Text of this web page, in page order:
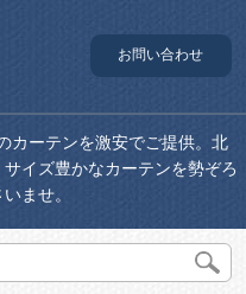
お問い合わせ
カーテンを激安でご提供。北
イズ豊かなカーテンを勢ぞろ
ませ。